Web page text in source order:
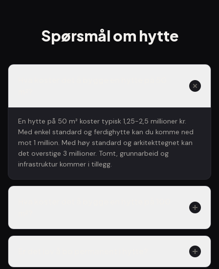
Spørsmål om hytte
En hytte på 50 m² koster typisk 1,25-2,5 millioner kr.
Med enkel standard og ferdighytte kan du komme ned
mot 1 million. Med høy standard og arkitekttegnet kan
det overstige 3 millioner. Tomt, grunnarbeid og
infrastruktur kommer i tillegg.